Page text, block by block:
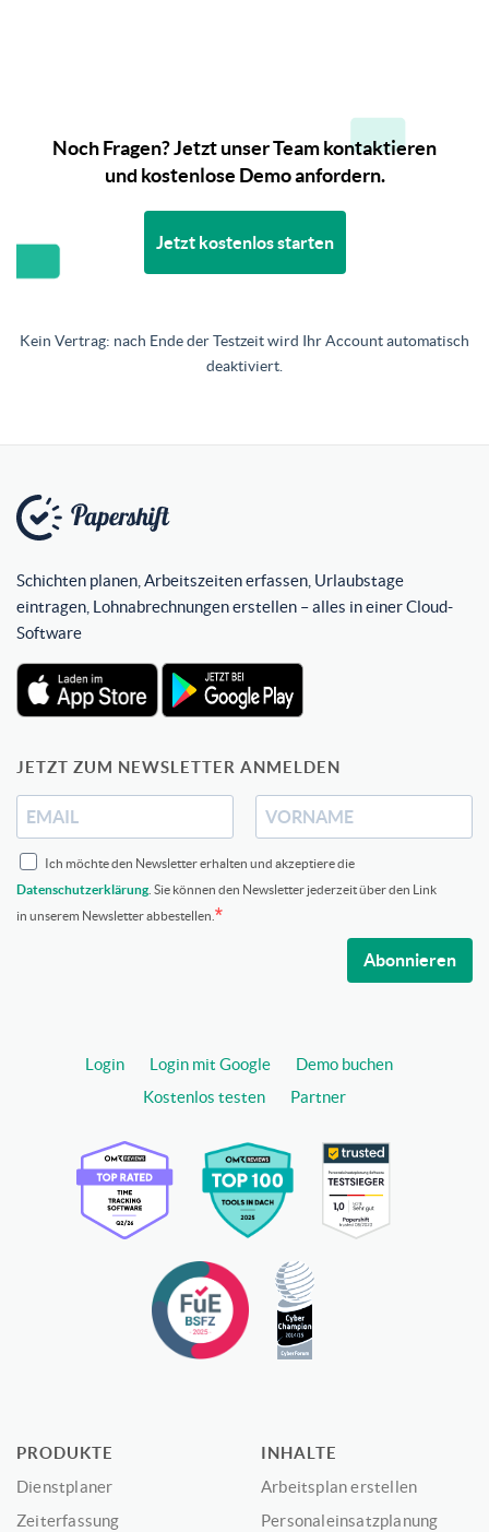
Noch Fragen? Jetzt unser Team kontaktieren
und kostenlose Demo anfordern.
Jetzt kostenlos starten
Kein Vertrag: nach Ende der Testzeit wird Ihr Account automatisch
deaktiviert.
Schichten planen, Arbeitszeiten erfassen, Urlaubstage
eintragen, Lohnabrechnungen erstellen – alles in einer Cloud-
Software
JETZT ZUM NEWSLETTER ANMELDEN
Ich möchte den Newsletter erhalten und akzeptiere die
Datenschutzerklärung . Sie können den Newsletter jederzeit über den Link
in unserem Newsletter abbestellen.
Abonnieren
Login Login mit Google
Demo buchen
Kostenlos testen
Partner
PRODUKTE
Dienstplaner
Zeiterfassung
INHALTE
Arbeitsplan erstellen
Personaleinsatzplanung